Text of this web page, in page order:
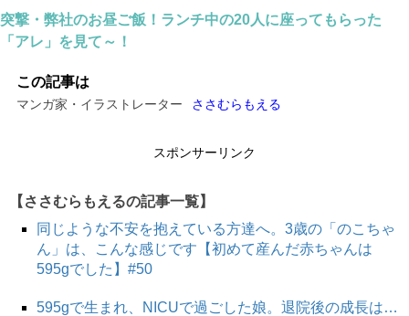
スポンサーリンク
突撃・弊社のお昼ご飯！ランチ中の20人に座ってもらった
「アレ」を見て～！
この記事は
マンガ家・イラストレーター ささむらもえる
スポンサーリンク
【ささむらもえるの記事一覧】
同じような不安を抱えている方達へ。3歳の「のこちゃ
ん」は、こんな感じです【初めて産んだ赤ちゃんは
595gでした】#50
595gで生まれ、NICUで過ごした娘。退院後の成長は…